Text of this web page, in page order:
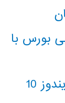
بورس با